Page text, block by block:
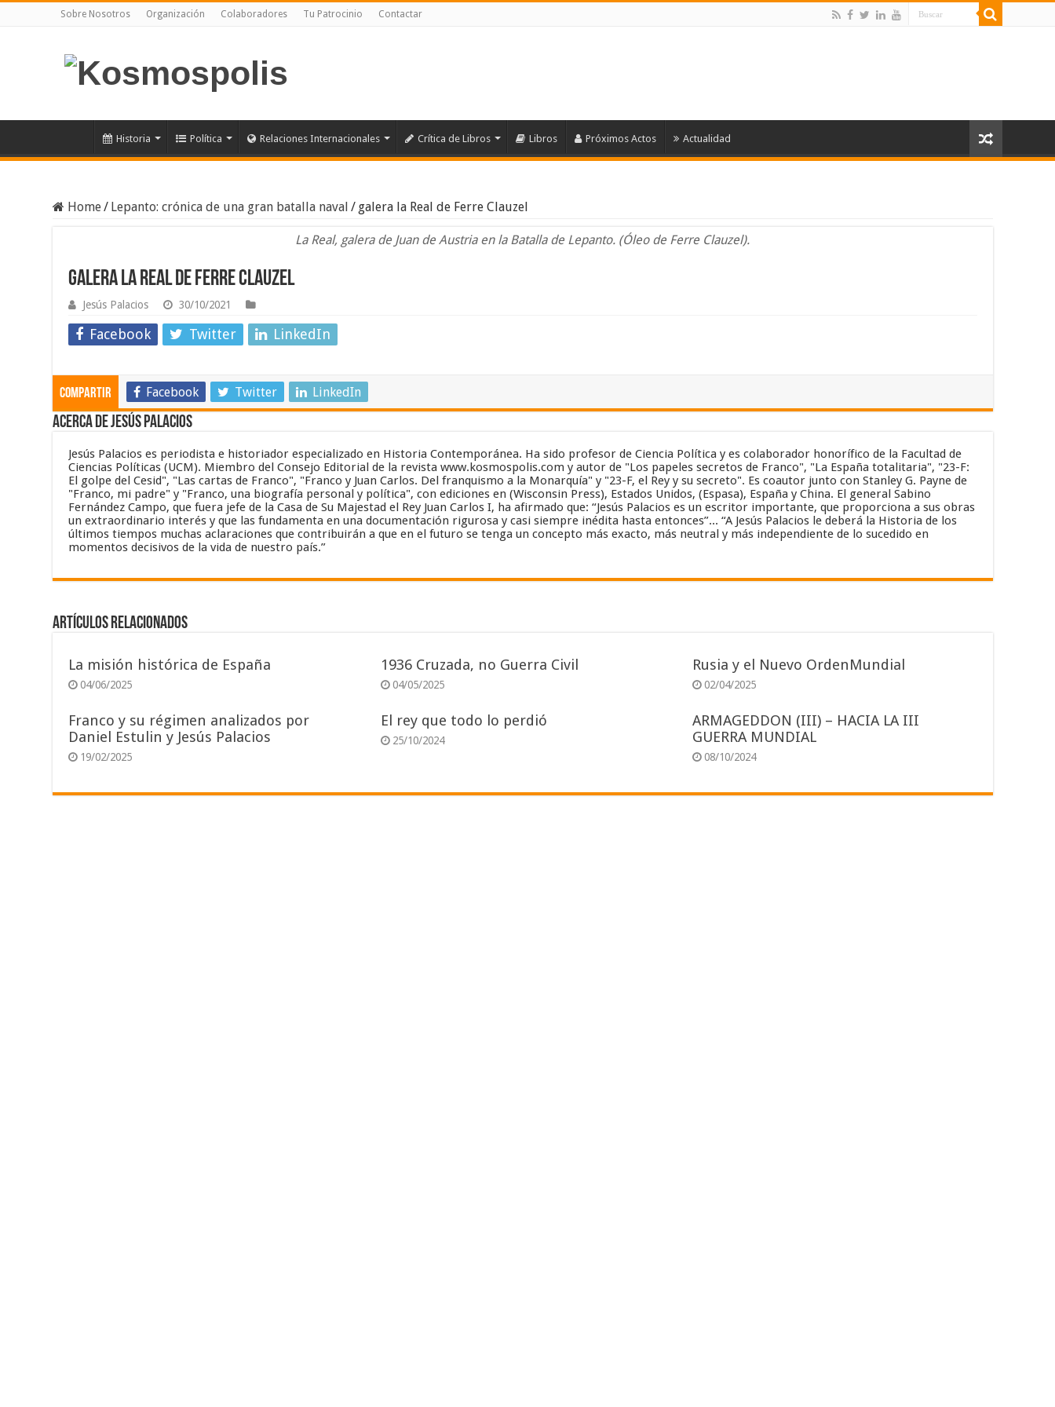
Sobre Nosotros Organización Colaboradores Tu Patrocinio Contactar
Historia Política Relaciones Internacionales Crítica de Libros Libros Próximos Actos Actualidad
Home/ Lepanto: crónica de una gran batalla naval / galera la Real de Ferre Clauzel
La Real, galera de Juan de Austria en la Batalla de Lepanto. (Óleo de Ferre Clauzel).
galera la Real de Ferre Clauzel
Jesús Palacios 30/10/2021
Facebook Twitter LinkedIn
Compartir Facebook Twitter LinkedIn
Acerca de Jesús Palacios
Jesús Palacios es periodista e historiador especializado en Historia Contemporánea. Ha sido profesor de Ciencia Política y es colaborador honorífico de la Facultad de
Ciencias Políticas (UCM). Miembro del Consejo Editorial de la revista www.kosmospolis.com y autor de "Los papeles secretos de Franco", "La España totalitaria", "23-F:
El golpe del Cesid", "Las cartas de Franco", "Franco y Juan Carlos. Del franquismo a la Monarquía" y "23-F, el Rey y su secreto". Es coautor junto con Stanley G. Payne de
"Franco, mi padre" y "Franco, una biografía personal y política", con ediciones en (Wisconsin Press), Estados Unidos, (Espasa), España y China. El general Sabino
Fernández Campo, que fuera jefe de la Casa de Su Majestad el Rey Juan Carlos I, ha afirmado que: “Jesús Palacios es un escritor importante, que proporciona a sus obras
un extraordinario interés y que las fundamenta en una documentación rigurosa y casi siempre inédita hasta entonces”... “A Jesús Palacios le deberá la Historia de los
últimos tiempos muchas aclaraciones que contribuirán a que en el futuro se tenga un concepto más exacto, más neutral y más independiente de lo sucedido en
momentos decisivos de la vida de nuestro país.”
Artículos relacionados
La misión histórica de España
04/06/2025
1936 Cruzada, no Guerra Civil
04/05/2025
Rusia y el Nuevo OrdenMundial
02/04/2025
Franco y su régimen analizados por
Daniel Estulin y Jesús Palacios
19/02/2025
El rey que todo lo perdió
25/10/2024
ARMAGEDDON (III) – HACIA LA III
GUERRA MUNDIAL
08/10/2024